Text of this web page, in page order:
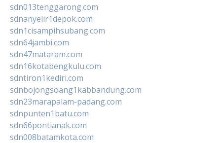
sdn013tenggarong.com
sdnanyelir1depok.com
sdn1cisampihsubang.com
sdn64jambi.com
sdn47mataram.com
sdn16kotabengkulu.com
sdntiron1kediri.com
sdnbojongsoang1kabbandung.com
sdn23marapalam-padang.com
sdnpunten1batu.com
sdn66pontianak.com
sdn008batamkota.com